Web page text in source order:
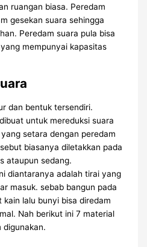
ruangan biasa. Peredam
gesekan suara sehingga
Peredam suara pula bisa
mempunyai kapasitas
dan bentuk tersendiri.
untuk mereduksi suara
setara dengan peredam
biasanya diletakkan pada
ataupun sedang.
diantaranya adalah tirai yang
masuk. sebab bangun pada
lalu bunyi bisa diredam
Nah berikut ini 7 material
digunakan.